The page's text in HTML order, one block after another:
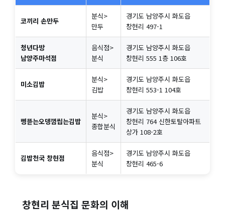
코끼리 손만두
분식>
만두
경기도 남양주시 화도읍
창현리 497-1
청년다방
남양주마석점
음식점>
분식
경기도 남양주시 화도읍
창현리 555 1층 106호
미소김밥
분식>
김밥
경기도 남양주시 화도읍
창현리 553-1 104호
삥뜯는오뎅껌씹는김밥
분식>
종합분식
경기도 남양주시 화도읍
창현리 764 신한토탈아파트
상가 108-2호
김밥천국 창현점
음식점>
분식
경기도 남양주시 화도읍
창현리 465-6
창현리 분식집 문화의 이해